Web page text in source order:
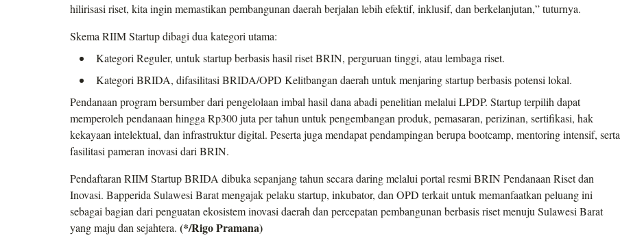
hilirisasi riset, kita ingin memastikan pembangunan daerah berjalan lebih efektif, inklusif, dan berkelanjutan,” tuturnya.
Skema RIIM Startup dibagi dua kategori utama:
Kategori Reguler, untuk startup berbasis hasil riset BRIN, perguruan tinggi, atau lembaga riset.
Kategori BRIDA, difasilitasi BRIDA/OPD Kelitbangan daerah untuk menjaring startup berbasis potensi lokal.
Pendanaan program bersumber dari pengelolaan imbal hasil dana abadi penelitian melalui LPDP. Startup terpilih dapat
memperoleh pendanaan hingga Rp300 juta per tahun untuk pengembangan produk, pemasaran, perizinan, sertifikasi, hak
kekayaan intelektual, dan infrastruktur digital. Peserta juga mendapat pendampingan berupa bootcamp, mentoring intensif, serta
fasilitasi pameran inovasi dari BRIN.
Pendaftaran RIIM Startup BRIDA dibuka sepanjang tahun secara daring melalui portal resmi BRIN Pendanaan Riset dan
Inovasi. Bapperida Sulawesi Barat mengajak pelaku startup, inkubator, dan OPD terkait untuk memanfaatkan peluang ini
sebagai bagian dari penguatan ekosistem inovasi daerah dan percepatan pembangunan berbasis riset menuju Sulawesi Barat
yang maju dan sejahtera. (*/Rigo Pramana)